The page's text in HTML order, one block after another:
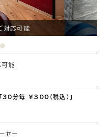
名様までご対応可能
能
30分毎 ¥300（税込）」
ヤー